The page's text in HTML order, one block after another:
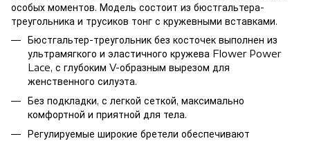
особых моментов. Модель состоит из бюстгальтера-
треугольника и трусиков тонг с кружевными вставками.
Бюстгальтер-треугольник без косточек выполнен из
ультрамягкого и эластичного кружева Flower Power
Lace, с глубоким V-образным вырезом для
женственного силуэта.
Без подкладки, с легкой сеткой, максимально
комфортной и приятной для тела.
Регулируемые широкие бретели обеспечивают